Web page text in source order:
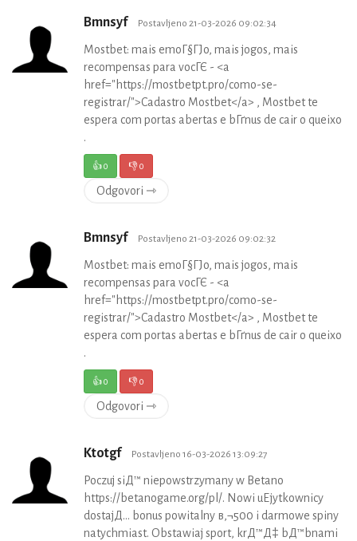
Bmnsyf Postavljeno 21-03-2026 09:02:34
Mostbet: mais emoГ§ГЈo, mais jogos, mais
recompensas para vocГЄ - <a
href="https://mostbetpt.pro/como-se-
registrar/">Cadastro Mostbet</a> , Mostbet te
espera com portas abertas e bГґnus de cair o queixo
.
👍0 👎0
Odgovori ⇾
Bmnsyf Postavljeno 21-03-2026 09:02:32
Mostbet: mais emoГ§ГЈo, mais jogos, mais
recompensas para vocГЄ - <a
href="https://mostbetpt.pro/como-se-
registrar/">Cadastro Mostbet</a> , Mostbet te
espera com portas abertas e bГґnus de cair o queixo
.
👍0 👎0
Odgovori ⇾
Ktotgf Postavljeno 16-03-2026 13:09:27
Poczuj siД™ niepowstrzymany w Betano
https://betanogame.org/pl/. Nowi uЕјytkownicy
dostajД… bonus powitalny в‚¬500 i darmowe spiny
natychmiast. Obstawiaj sport, krД™Д‡ bД™bnami